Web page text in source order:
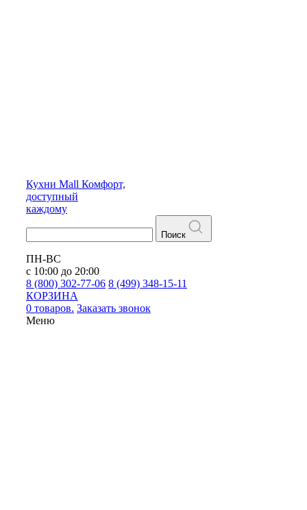
Кухни Mall Комфорт,
доступный
каждому
Поиск
ПН-ВС
с 10:00 до 20:00
8 (800) 302-77-06 8 (499) 348-15-11
КОРЗИНА
0 товаров. Заказать звонок
Меню